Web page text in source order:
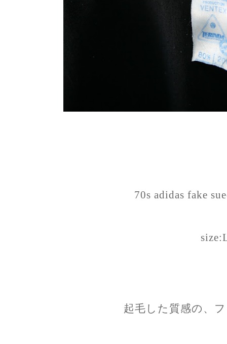
70s adidas fake
起毛した質感の、